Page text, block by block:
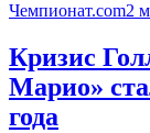
Чемпионат.com2
Кризис
Марио»
года